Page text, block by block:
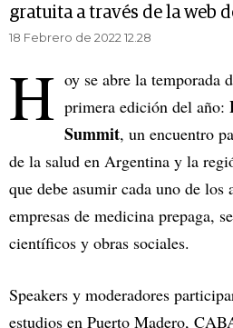
gratuita a través de la web
18 Febrero de 2022 12.28
H oy se abre la temporada
primera edición del año:
Summit, un encuentro
de la salud en Argentina y la
que debe asumir cada uno de los
empresas de medicina prepaga,
científicos y obras sociales.
Speakers y moderadores
estudios en Puerto Madero,